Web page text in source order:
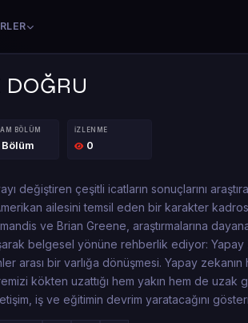
BÖLÜM
Bölüm
İZLENME
0
değiştiren çeşitli icatların sonuçlarını
ailesini temsil eden bir karakter
ve Brian Greene, araştırmalarına
belgesel yönüne rehberlik ediyor:
arası bir varlığa dönüşmesi. Yapay
kökten uzattığı hem yakın hem de uzak
iş ve eğitimin devrim yaratacağını